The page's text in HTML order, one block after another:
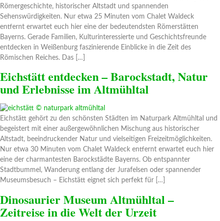
Römergeschichte, historischer Altstadt und spannenden
Sehenswürdigkeiten. Nur etwa 25 Minuten vom Chalet Waldeck
entfernt erwartet euch hier eine der bedeutendsten Römerstätten
Bayerns. Gerade Familien, Kulturinteressierte und Geschichtsfreunde
entdecken in Weißenburg faszinierende Einblicke in die Zeit des
Römischen Reiches. Das […]
Eichstätt entdecken – Barockstadt, Natur
und Erlebnisse im Altmühltal
Eichstätt gehört zu den schönsten Städten im Naturpark Altmühltal und
begeistert mit einer außergewöhnlichen Mischung aus historischer
Altstadt, beeindruckender Natur und vielseitigen Freizeitmöglichkeiten.
Nur etwa 30 Minuten vom Chalet Waldeck entfernt erwartet euch hier
eine der charmantesten Barockstädte Bayerns. Ob entspannter
Stadtbummel, Wanderung entlang der Jurafelsen oder spannender
Museumsbesuch – Eichstätt eignet sich perfekt für […]
Dinosaurier Museum Altmühltal –
Zeitreise in die Welt der Urzeit